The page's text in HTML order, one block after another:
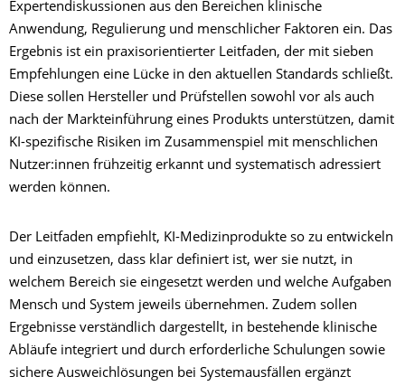
Expertendiskussionen aus den Bereichen klinische
Anwendung, Regulierung und menschlicher Faktoren ein. Das
Ergebnis ist ein praxisorientierter Leitfaden, der mit sieben
Empfehlungen eine Lücke in den aktuellen Standards schließt.
Diese sollen Hersteller und Prüfstellen sowohl vor als auch
nach der Markteinführung eines Produkts unterstützen, damit
KI-spezifische Risiken im Zusammenspiel mit menschlichen
Nutzer:innen frühzeitig erkannt und systematisch adressiert
werden können.
Der Leitfaden empfiehlt, KI-Medizinprodukte so zu entwickeln
und einzusetzen, dass klar definiert ist, wer sie nutzt, in
welchem Bereich sie eingesetzt werden und welche Aufgaben
Mensch und System jeweils übernehmen. Zudem sollen
Ergebnisse verständlich dargestellt, in bestehende klinische
Abläufe integriert und durch erforderliche Schulungen sowie
sichere Ausweichlösungen bei Systemausfällen ergänzt